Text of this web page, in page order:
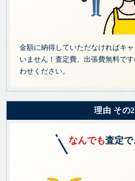
金額に納得していただなければキ
いません！査定費、出張費無料で
わせください。
理由 その2
なんでも査定で